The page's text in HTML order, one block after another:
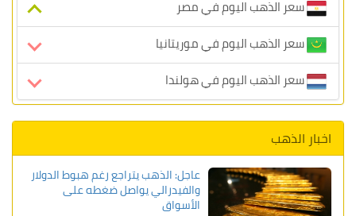
سعر الذهب اليوم في مصر
سعر الذهب اليوم في موريتانيا
سعر الذهب اليوم في هولندا
اخبار الذهب
عاجل: الذهب يتراجع رغم هبوط الدولار
والفيدرالي يواصل ضغطه على
الأسواق